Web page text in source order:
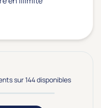
sur 144 disponibles